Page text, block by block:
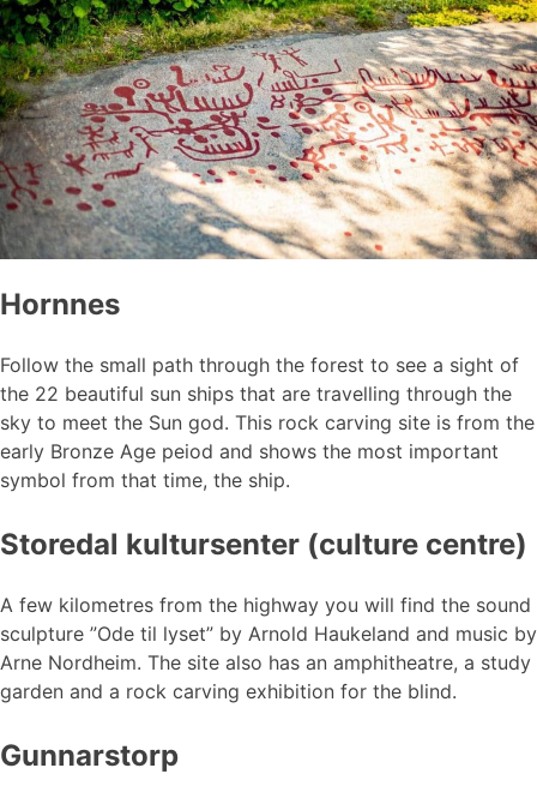
Hornnes
Follow the small path through the forest to see a sight of
the 22 beautiful sun ships that are travelling through the
sky to meet the Sun god. This rock carving site is from the
early Bronze Age peiod and shows the most important
symbol from that time, the ship.
Storedal kultursenter (culture centre)
A few kilometres from the highway you will find the sound
sculpture ”Ode til lyset” by Arnold Haukeland and music by
Arne Nordheim. The site also has an amphitheatre, a study
garden and a rock carving exhibition for the blind.
Gunnarstorp